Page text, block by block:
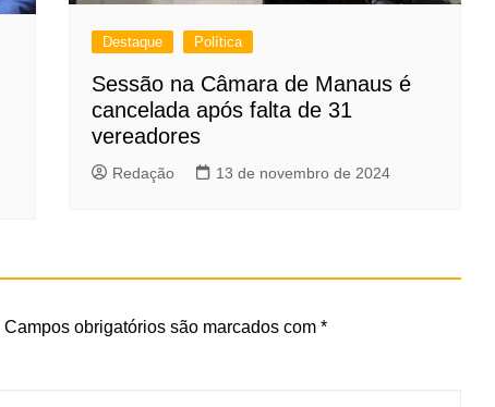
Destaque Política
Sessão na Câmara de Manaus é
cancelada após falta de 31
vereadores
Redação 13 de novembro de 2024
Campos obrigatórios são marcados com *